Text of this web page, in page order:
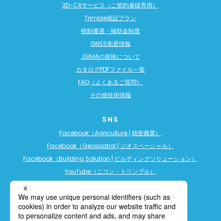
3D-CXサービス（ご契約者様専用）
Trimble保証プラン
税制優遇・補助金制度
GNSS衛星情報
JSIMAの規格について
カタログPDFファイル一覧
FAQ（よくあるご質問）
その他技術情報
SNS
Facebook（Agriculture | 精密農業）
Facebook（Geospatial | ジオスペーシャル）
Facebook（Building Solution | ビルディングソリューション）
YouTube（ニコン・トリンブル）
YouTube（ビルディングソリューション）
LINE公式アカウント（精密農業）